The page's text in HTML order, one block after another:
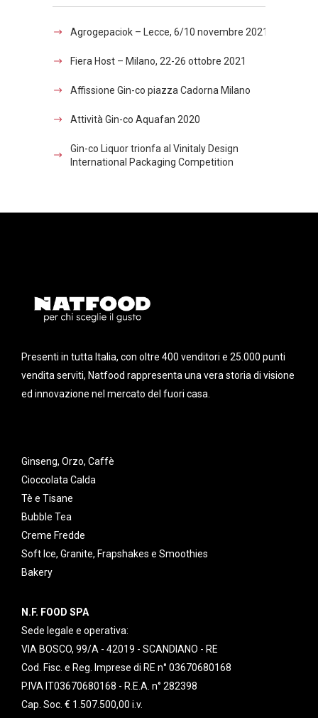
Agrogepaciok – Lecce, 6/10 novembre 2021
Fiera Host – Milano, 22-26 ottobre 2021
Affissione Gin-co piazza Cadorna Milano
Attività Gin-co Aquafan 2020
Gin-co Liquor trionfa al Vinitaly Design
International Packaging Competition
Presenti in tutta Italia, con oltre 400 venditori e 25.000 punti
vendita serviti, Natfood rappresenta una vera storia di visione
ed innovazione nel mercato del fuori casa.
Ginseng, Orzo, Caffè
Cioccolata Calda
Tè e Tisane
Bubble Tea
Creme Fredde
Soft Ice, Granite, Frapshakes e Smoothies
Bakery
N.F. FOOD SPA
Sede legale e operativa:
VIA BOSCO, 99/A - 42019 - SCANDIANO - RE
Cod. Fisc. e Reg. Imprese di RE n° 03670680168
P.IVA IT03670680168 - R.E.A. n° 282398
Cap. Soc. € 1.507.500,00 i.v.